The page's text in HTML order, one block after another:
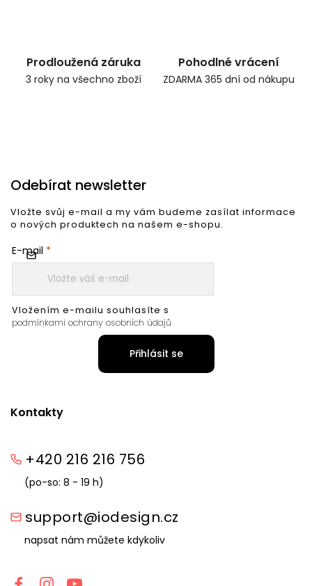
Prodloužená záruka
3 roky na všechno zboží
Pohodlné vrácení
ZDARMA 365 dní od nákupu
Kontakty
+420 216 216 756
(po-so: 8 - 19 h)
support@iodesign.cz
napsat nám můžete kdykoliv
Odebírat newsletter
Vložte svůj e-mail a my vám budeme zasílat informace
o nových produktech na našem e-shopu.
E-mail
Vložením e-mailu souhlasíte s
podmínkami ochrany osobních údajů
Přihlásit se